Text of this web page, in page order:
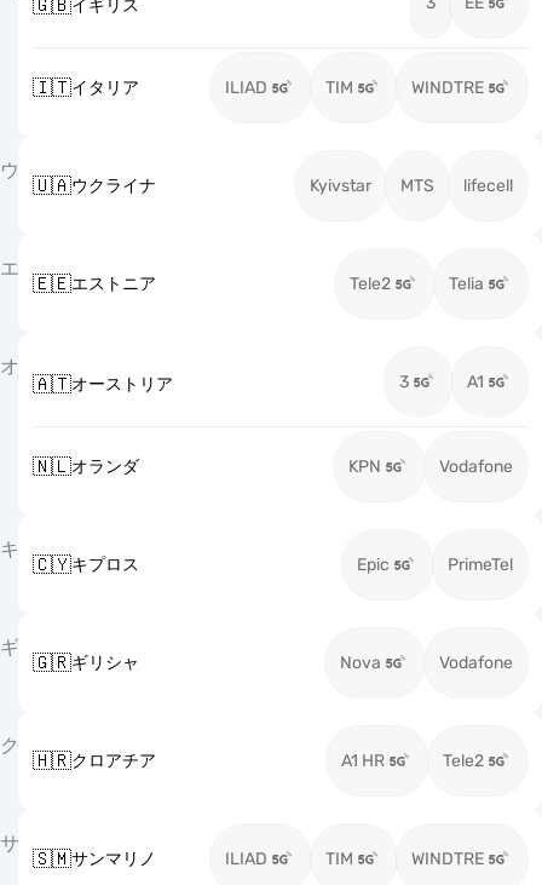
🇬🇧イギリス
🇮🇹イタリア ILIAD TIM WINDTRE
ウ
🇺🇦ウクライナ Kyivstar MTS lifecell
エ
🇪🇪エストニア Tele2 Telia
オ
🇦🇹オーストリア 3 A1
🇳🇱オランダ KPN Vodafone
キ
🇨🇾キプロス Epic PrimeTel
ギ
🇬🇷ギリシャ Nova Vodafone
ク
🇭🇷クロアチア A1 HR Tele2
サ
🇸🇲サンマリノ ILIAD TIM WINDTRE